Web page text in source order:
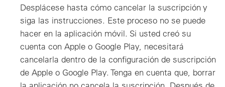
Desplácese hasta cómo cancelar la suscripción y
siga las instrucciones. Este proceso no se puede
hacer en la aplicación móvil. Si usted creó su
cuenta con Apple o Google Play, necesitará
cancelarla dentro de la configuración de suscripción
de Apple o Google Play. Tenga en cuenta que, borrar